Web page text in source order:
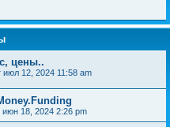
цены..
июл 12, 2024 11:58 am
июн 18, 2024 2:26 pm